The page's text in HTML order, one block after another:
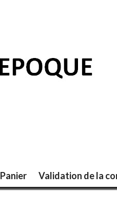
Panier Validation de la